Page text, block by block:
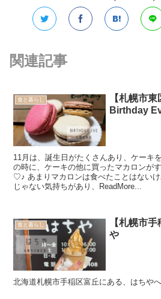
関連記事
食と暮らし
【札幌市
Birthday
11月は、誕生日がたくさんあり、ケーキ
の時に、ケーキの他に買ったマカロンが
♡♪ あまりマカロンは食べたことはない
じゃない気持ちがあり、ReadMore...
食と暮らし
【札幌市
や
北海道札幌市手稲区富丘にある、はちや